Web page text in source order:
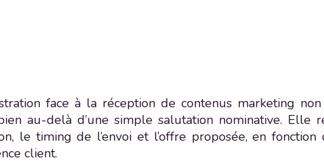
face à la réception de contenus marketing
au-delà d’une simple salutation nominative. Elle
le timing de l’envoi et l’offre proposée, en
client.